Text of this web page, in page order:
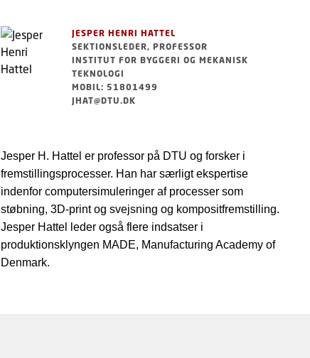
JESPER HENRI HATTEL
SEKTIONSLEDER, PROFESSOR
INSTITUT FOR BYGGERI OG MEKANISK
TEKNOLOGI
MOBIL: 51801499
JHAT@DTU.DK
Jesper H. Hattel er professor på DTU og forsker i
fremstillingsprocesser. Han har særligt ekspertise
indenfor computersimuleringer af processer som
støbning, 3D-print og svejsning og kompositfremstilling.
Jesper Hattel leder også flere indsatser i
produktionsklyngen MADE, Manufacturing Academy of
Denmark.